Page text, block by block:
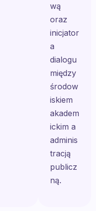
wą
oraz
inicjator
a
dialogu
między
środow
iskiem
akadem
ickim a
adminis
tracją
publicz
ną.